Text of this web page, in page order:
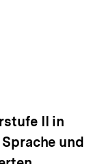
II in
und